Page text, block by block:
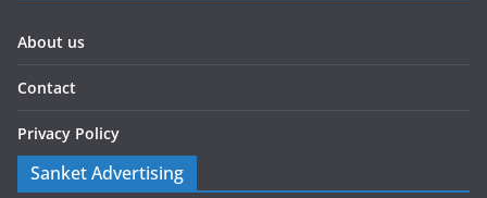
About us
Contact
Privacy Policy
Sanket Advertising